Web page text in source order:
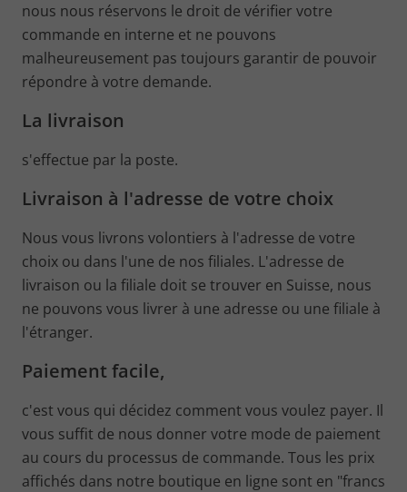
nous nous réservons le droit de vérifier votre
commande en interne et ne pouvons
malheureusement pas toujours garantir de pouvoir
répondre à votre demande.
La livraison
s'effectue par la poste.
Livraison à l'adresse de votre choix
Nous vous livrons volontiers à l'adresse de votre
choix ou dans l'une de nos filiales. L'adresse de
livraison ou la filiale doit se trouver en Suisse, nous
ne pouvons vous livrer à une adresse ou une filiale à
l'étranger.
Paiement facile,
c'est vous qui décidez comment vous voulez payer. Il
vous suffit de nous donner votre mode de paiement
au cours du processus de commande. Tous les prix
affichés dans notre boutique en ligne sont en "francs